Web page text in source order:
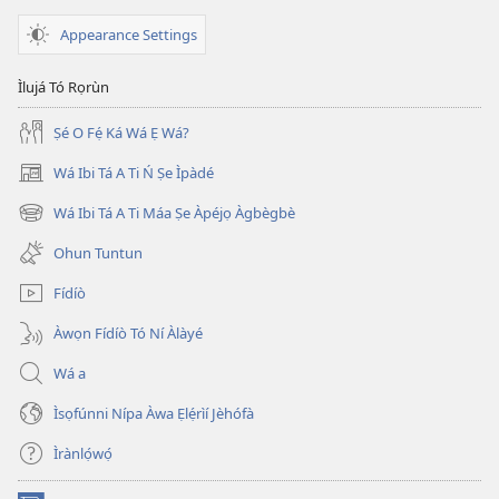
Appearance Settings
Ìlujá Tó Rọrùn
Ṣé O Fẹ́ Ká Wá Ẹ Wá?
Wá Ibi Tá A Ti Ń Ṣe Ìpàdé
(opens
new
window)
Wá Ibi Tá A Ti Máa Ṣe Àpéjọ Àgbègbè
(opens
new
window)
Ohun Tuntun
Fídíò
Àwọn Fídíò Tó Ní Àlàyé
Wá a
Ìsọfúnni Nípa Àwa Ẹlẹ́rìí Jèhófà
Ìrànlọ́wọ́